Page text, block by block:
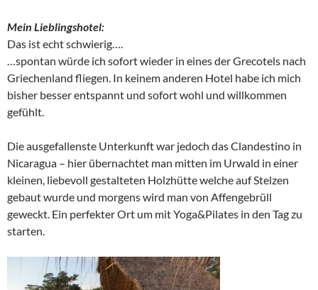
Mein Lieblingshotel:
Das ist echt schwierig….
…spontan würde ich sofort wieder in eines der Grecotels nach
Griechenland fliegen. In keinem anderen Hotel habe ich mich
bisher besser entspannt und sofort wohl und willkommen
gefühlt.
Die ausgefallenste Unterkunft war jedoch das Clandestino in
Nicaragua – hier übernachtet man mitten im Urwald in einer
kleinen, liebevoll gestalteten Holzhütte welche auf Stelzen
gebaut wurde und morgens wird man von Affengebrüll
geweckt. Ein perfekter Ort um mit Yoga&Pilates in den Tag zu
starten.